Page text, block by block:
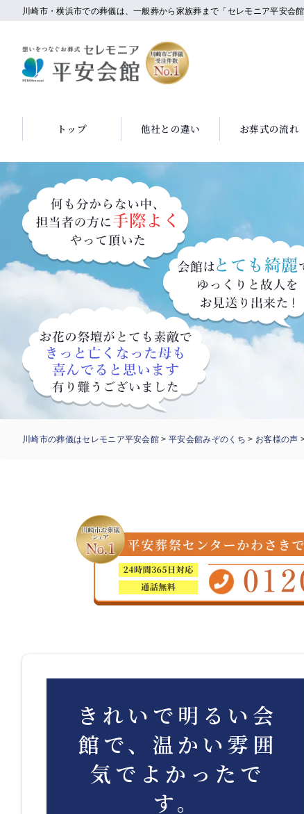
川崎市・横浜市での葬儀は、一般葬から家族葬まで「セレモニア平安会
トップ 他社との違い お葬式の流れ
川崎市の葬儀はセレモニア平安会館 >平安会館みぞのくち > お客様の声
きれいで明るい会
館で、温かい雰囲
気でよかったで
す。